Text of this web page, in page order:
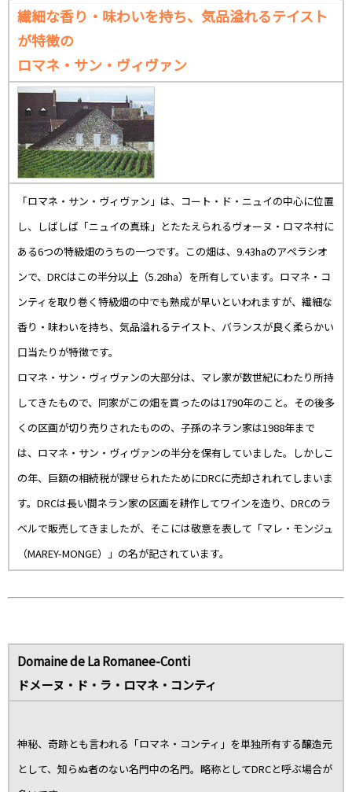
繊細な香り・味わいを持ち、気品溢れるテイスト
が特徴の
ロマネ・サン・ヴィヴァン
「ロマネ・サン・ヴィヴァン」は、コート・ド・ニュイの中心に位置
し、しばしば「ニュイの真珠」とたたえられるヴォーヌ・ロマネ村に
ある6つの特級畑のうちの一つです。この畑は、9.43haのアペラシオ
ンで、DRCはこの半分以上（5.28ha）を所有しています。ロマネ・コ
ンティを取り巻く特級畑の中でも熟成が早いといわれますが、繊細な
香り・味わいを持ち、気品溢れるテイスト、バランスが良く柔らかい
口当たりが特徴です。
ロマネ・サン・ヴィヴァンの大部分は、マレ家が数世紀にわたり所持
してきたもので、同家がこの畑を買ったのは1790年のこと。その後多
くの区画が切り売りされたものの、子孫のネラン家は1988年まで
は、ロマネ・サン・ヴィヴァンの半分を保有していました。しかしこ
の年、巨額の相続税が課せられたためにDRCに売却されれてしまいま
す。DRCは長い間ネラン家の区画を耕作してワインを造り、DRCのラ
ベルで販売してきましたが、そこには敬意を表して「マレ・モンジュ
（MAREY-MONGE）」の名が記されています。
Domaine de La Romanee-Conti
ドメーヌ・ド・ラ・ロマネ・コンティ
神秘、奇跡とも言われる「ロマネ・コンティ」を単独所有する醸造元
として、知らぬ者のない名門中の名門。略称としてDRCと呼ぶ場合が